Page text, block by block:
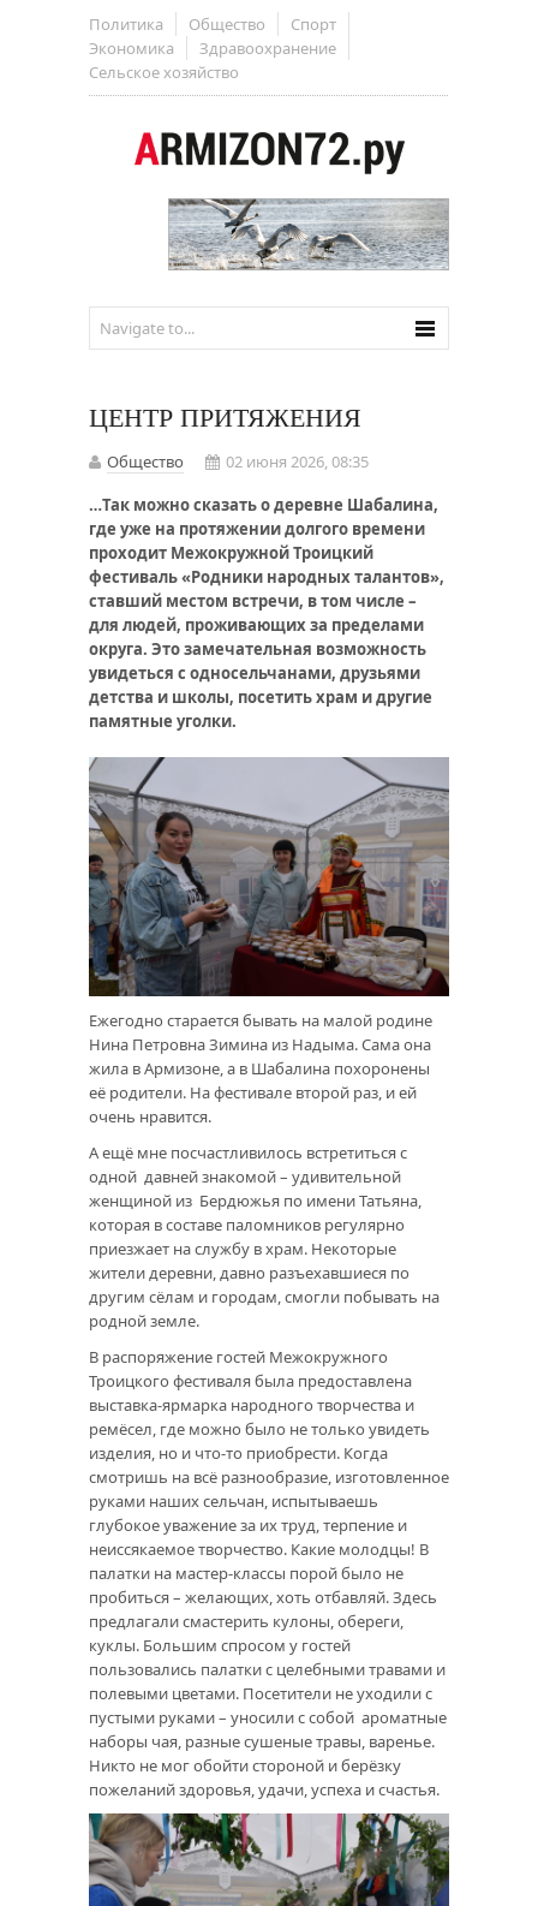
Политика Общество
Спорт
Экономика
Здравоохранение
Сельское хозяйство
ЦЕНТР ПРИТЯЖЕНИЯ
Общество
02 июня 2026, 08:35
…Так можно сказать о деревне Шабалина,
где уже на протяжении долгого времени
проходит Межокружной Троицкий
фестиваль «Родники народных талантов»,
ставший местом встречи, в том числе –
для людей, проживающих за пределами
округа. Это замечательная возможность
увидеться с односельчанами, друзьями
детства и школы, посетить храм и другие
памятные уголки.
Ежегодно старается бывать на малой родине
Нина Петровна Зимина из Надыма. Сама она
жила в Армизоне, а в Шабалина похоронены
её родители. На фестивале второй раз, и ей
очень нравится.
А ещё мне посчастливилось встретиться с
одной давней знакомой – удивительной
женщиной из Бердюжья по имени Татьяна,
которая в составе паломников регулярно
приезжает на службу в храм. Некоторые
жители деревни, давно разъехавшиеся по
другим сёлам и городам, смогли побывать на
родной земле.
В распоряжение гостей Межокружного
Троицкого фестиваля была предоставлена
выставка-ярмарка народного творчества и
ремёсел, где можно было не только увидеть
изделия, но и что-то приобрести. Когда
смотришь на всё разнообразие, изготовленное
руками наших сельчан, испытываешь
глубокое уважение за их труд, терпение и
неиссякаемое творчество. Какие молодцы! В
палатки на мастер-классы порой было не
пробиться – желающих, хоть отбавляй. Здесь
предлагали смастерить кулоны, обереги,
куклы. Большим спросом у гостей
пользовались палатки с целебными травами и
полевыми цветами. Посетители не уходили с
пустыми руками – уносили с собой ароматные
наборы чая, разные сушеные травы, варенье.
Никто не мог обойти стороной и берёзку
пожеланий здоровья, удачи, успеха и счастья.